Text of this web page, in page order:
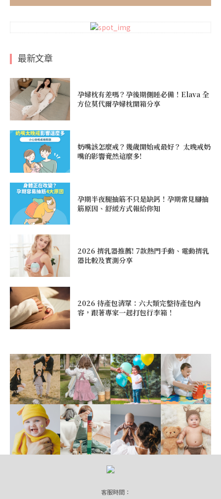
最新文章
孕婦枕有差嗎？孕後期側睡必備！Elava 全
方位莫代爾孕婦枕開箱分享
奶嘴該怎麼戒？幾歲開始戒最好？ 太晚戒奶
嘴的影響竟然這麼多!
孕期半夜腿抽筋不只是缺鈣！孕期常見腳抽
筋原因、舒緩方式報給你知
2026 擠乳器推薦! 7款熱門手動、電動擠乳
器比較及實測分享
2026 待產包清單：六大類完整待產包內
容，跟著專家一起打包行李箱！
客服時間：